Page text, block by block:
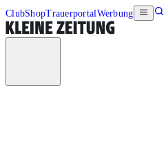
ClubShopTrauerportalWerbung